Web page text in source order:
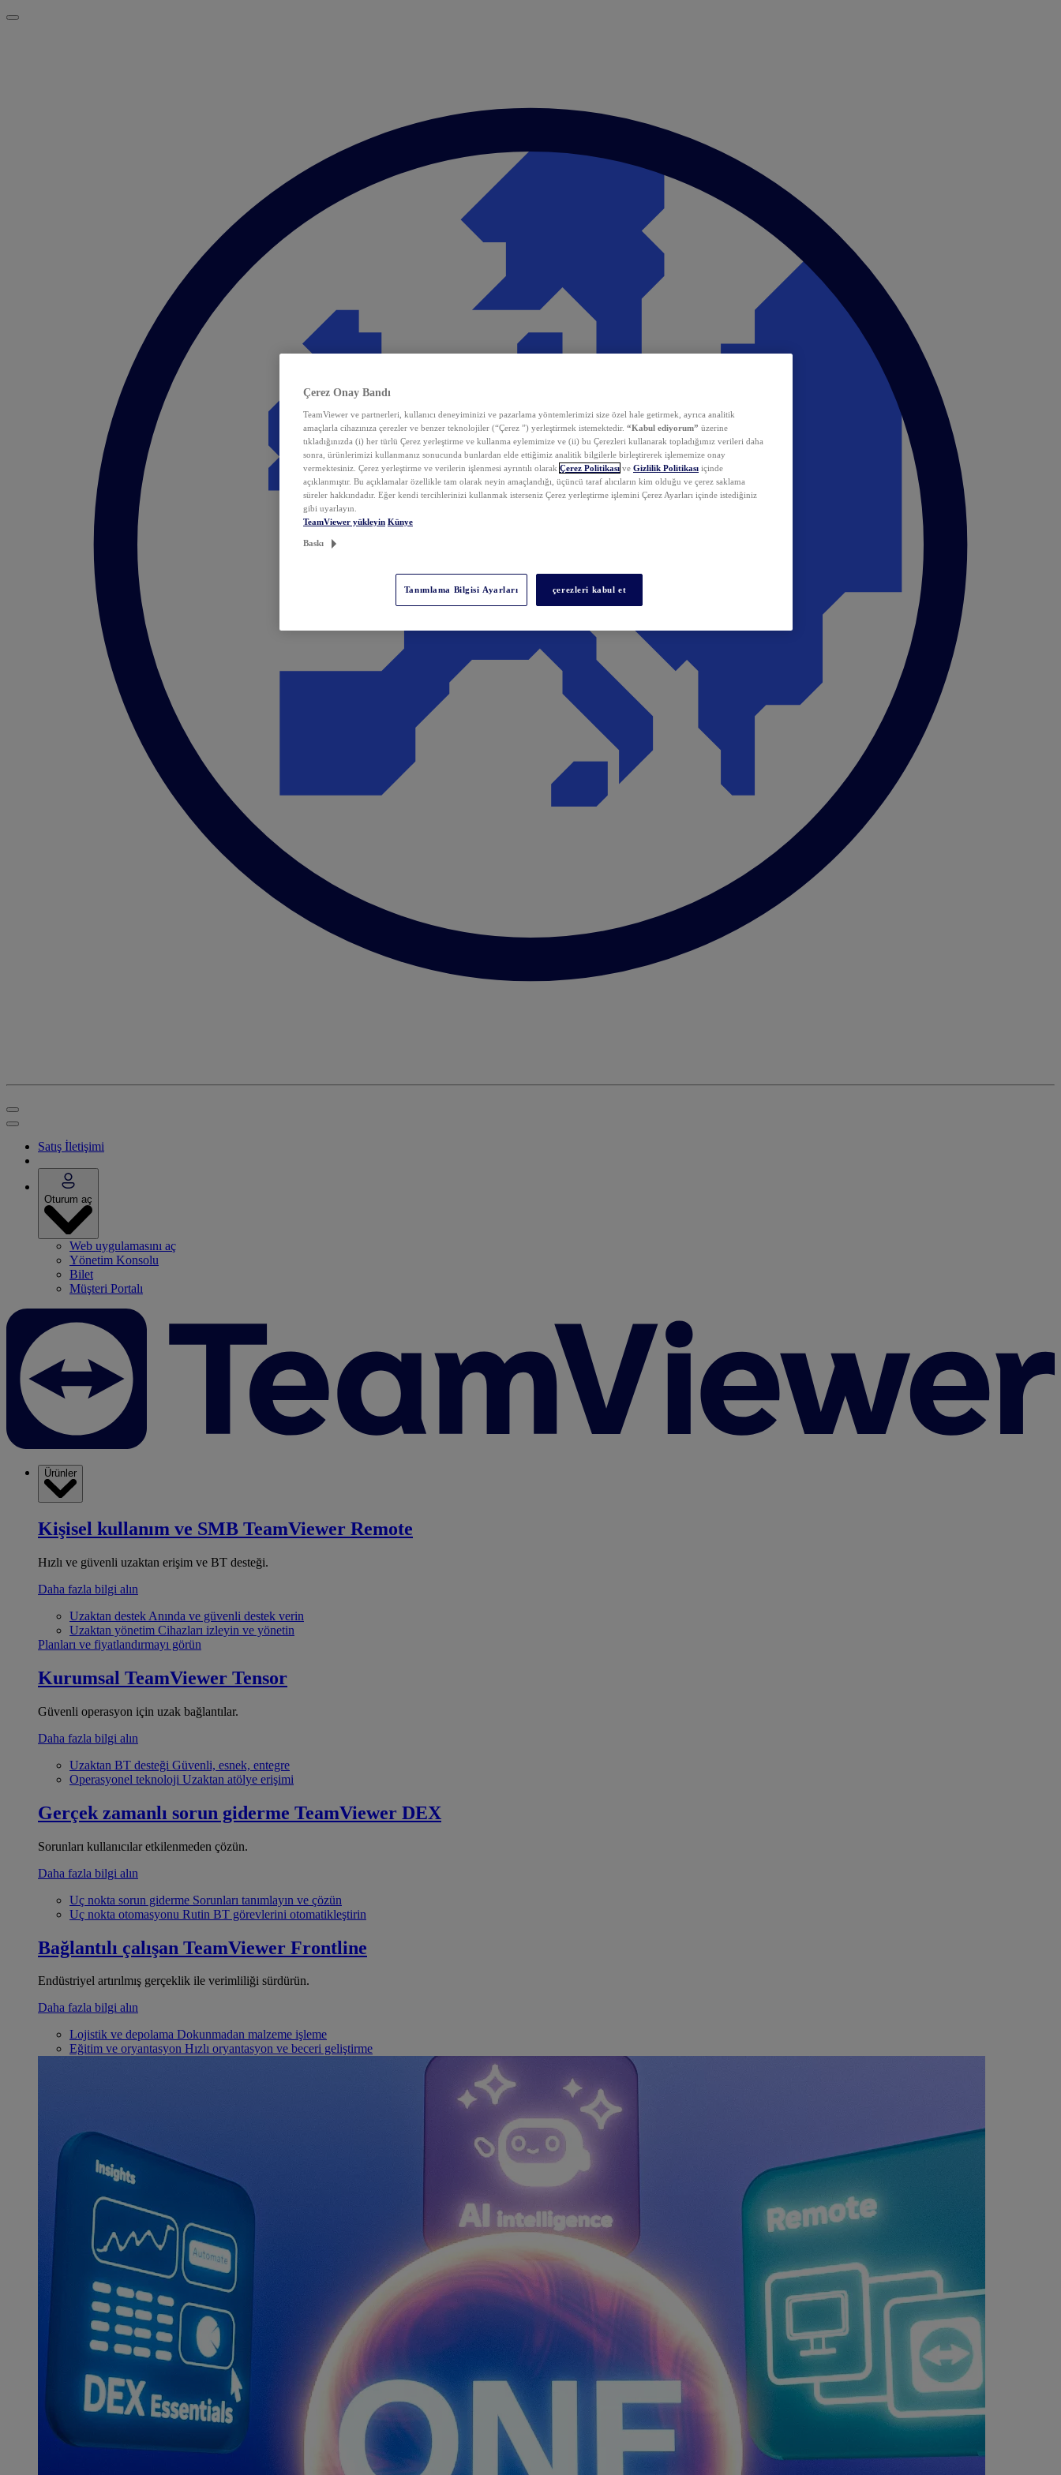
Satış İletişimi
Oturum aç
Web uygulamasını aç
Yönetim Konsolu
Bilet
Müşteri Portalı
Ürünler
Kişisel kullanım ve SMB TeamViewer Remote
Hızlı ve güvenli uzaktan erişim ve BT desteği.
Daha fazla bilgi alın
Uzaktan destek Anında ve güvenli destek verin
Uzaktan yönetim Cihazları izleyin ve yönetin
Planları ve fiyatlandırmayı görün
Kurumsal TeamViewer Tensor
Güvenli operasyon için uzak bağlantılar.
Daha fazla bilgi alın
Uzaktan BT desteği Güvenli, esnek, entegre
Operasyonel teknoloji Uzaktan atölye erişimi
Gerçek zamanlı sorun giderme TeamViewer DEX
Sorunları kullanıcılar etkilenmeden çözün.
Daha fazla bilgi alın
Uç nokta sorun giderme Sorunları tanımlayın ve çözün
Uç nokta otomasyonu Rutin BT görevlerini otomatikleştirin
Bağlantılı çalışan TeamViewer Frontline
Endüstriyel artırılmış gerçeklik ile verimliliği sürdürün.
Daha fazla bilgi alın
Lojistik ve depolama Dokunmadan malzeme işleme
Eğitim ve oryantasyon Hızlı oryantasyon ve beceri geliştirme
Çerez Onay Bandı
TeamViewer ve partnerleri, kullanıcı deneyiminizi ve pazarlama yöntemlerimizi size özel hale getirmek, ayrıca analitik
amaçlarla cihazınıza çerezler ve benzer teknolojiler (“Çerez ”) yerleştirmek istemektedir. “Kabul ediyorum” üzerine
tıkladığınızda (i) her türlü Çerez yerleştirme ve kullanma eylemimize ve (ii) bu Çerezleri kullanarak topladığımız verileri daha
sonra, ürünlerimizi kullanmanız sonucunda bunlardan elde ettiğimiz analitik bilgilerle birleştirerek işlememize onay
vermektesiniz. Çerez yerleştirme ve verilerin işlenmesi ayrıntılı olarak Çerez Politikası ve Gizlilik Politikası içinde
açıklanmıştır. Bu açıklamalar özellikle tam olarak neyin amaçlandığı, üçüncü taraf alıcıların kim olduğu ve çerez saklama
süreler hakkındadır. Eğer kendi tercihlerinizi kullanmak isterseniz Çerez yerleştirme işlemini Çerez Ayarları içinde istediğiniz
gibi uyarlayın.
TeamViewer yükleyin Künye
Baskı
Tanımlama Bilgisi Ayarları çerezleri kabul et